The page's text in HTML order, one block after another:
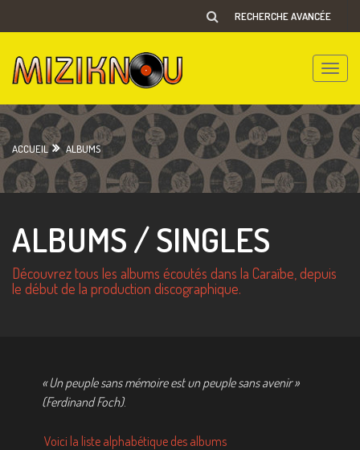
RECHERCHE AVANCÉE
Toggle
ACCUEIL ALBUMS
ALBUMS / SINGLES
Découvrez tous les albums écoutés dans la Caraïbe, depuis
le début de la production discographique.
« Un peuple sans mémoire est un peuple sans avenir »
(Ferdinand Foch).
Voici la liste alphabétique des albums